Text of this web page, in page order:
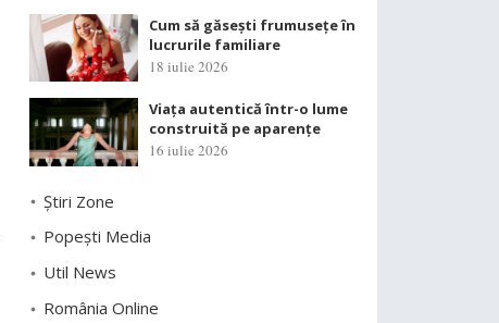
Cum să găsești frumusețe în
lucrurile familiare
18 iulie 2026
Viața autentică într-o lume
construită pe aparențe
16 iulie 2026
Știri Zone
Popești Media
Util News
România Online